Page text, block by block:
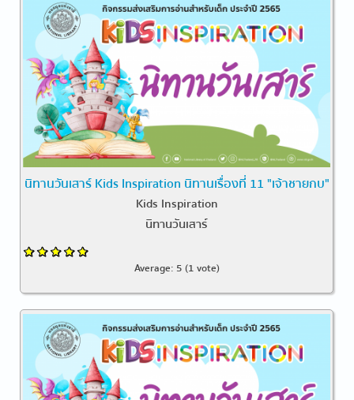
นิทานวันเสาร์ Kids Inspiration นิทานเรื่องที่ 11 "เจ้าชายกบ"
Kids Inspiration
นิทานวันเสาร์
Average: 5 (1 vote)